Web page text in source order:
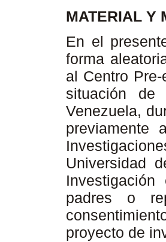
MATERIAL Y
En el
forma
al Centro
situación de
Venezuela,
previamente
Universidad
padres o
proyecto de